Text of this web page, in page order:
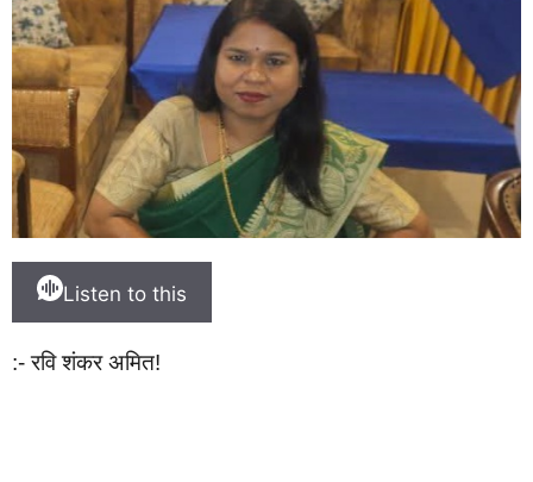
Listen to this
:- रवि शंकर अमित!